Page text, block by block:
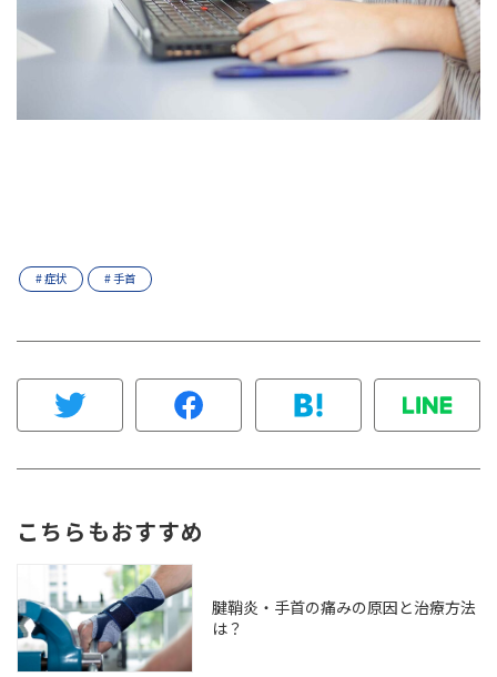
# 症状 # 手首
こちらもおすすめ
腱鞘炎・手首の痛みの原因と治療方法
は？